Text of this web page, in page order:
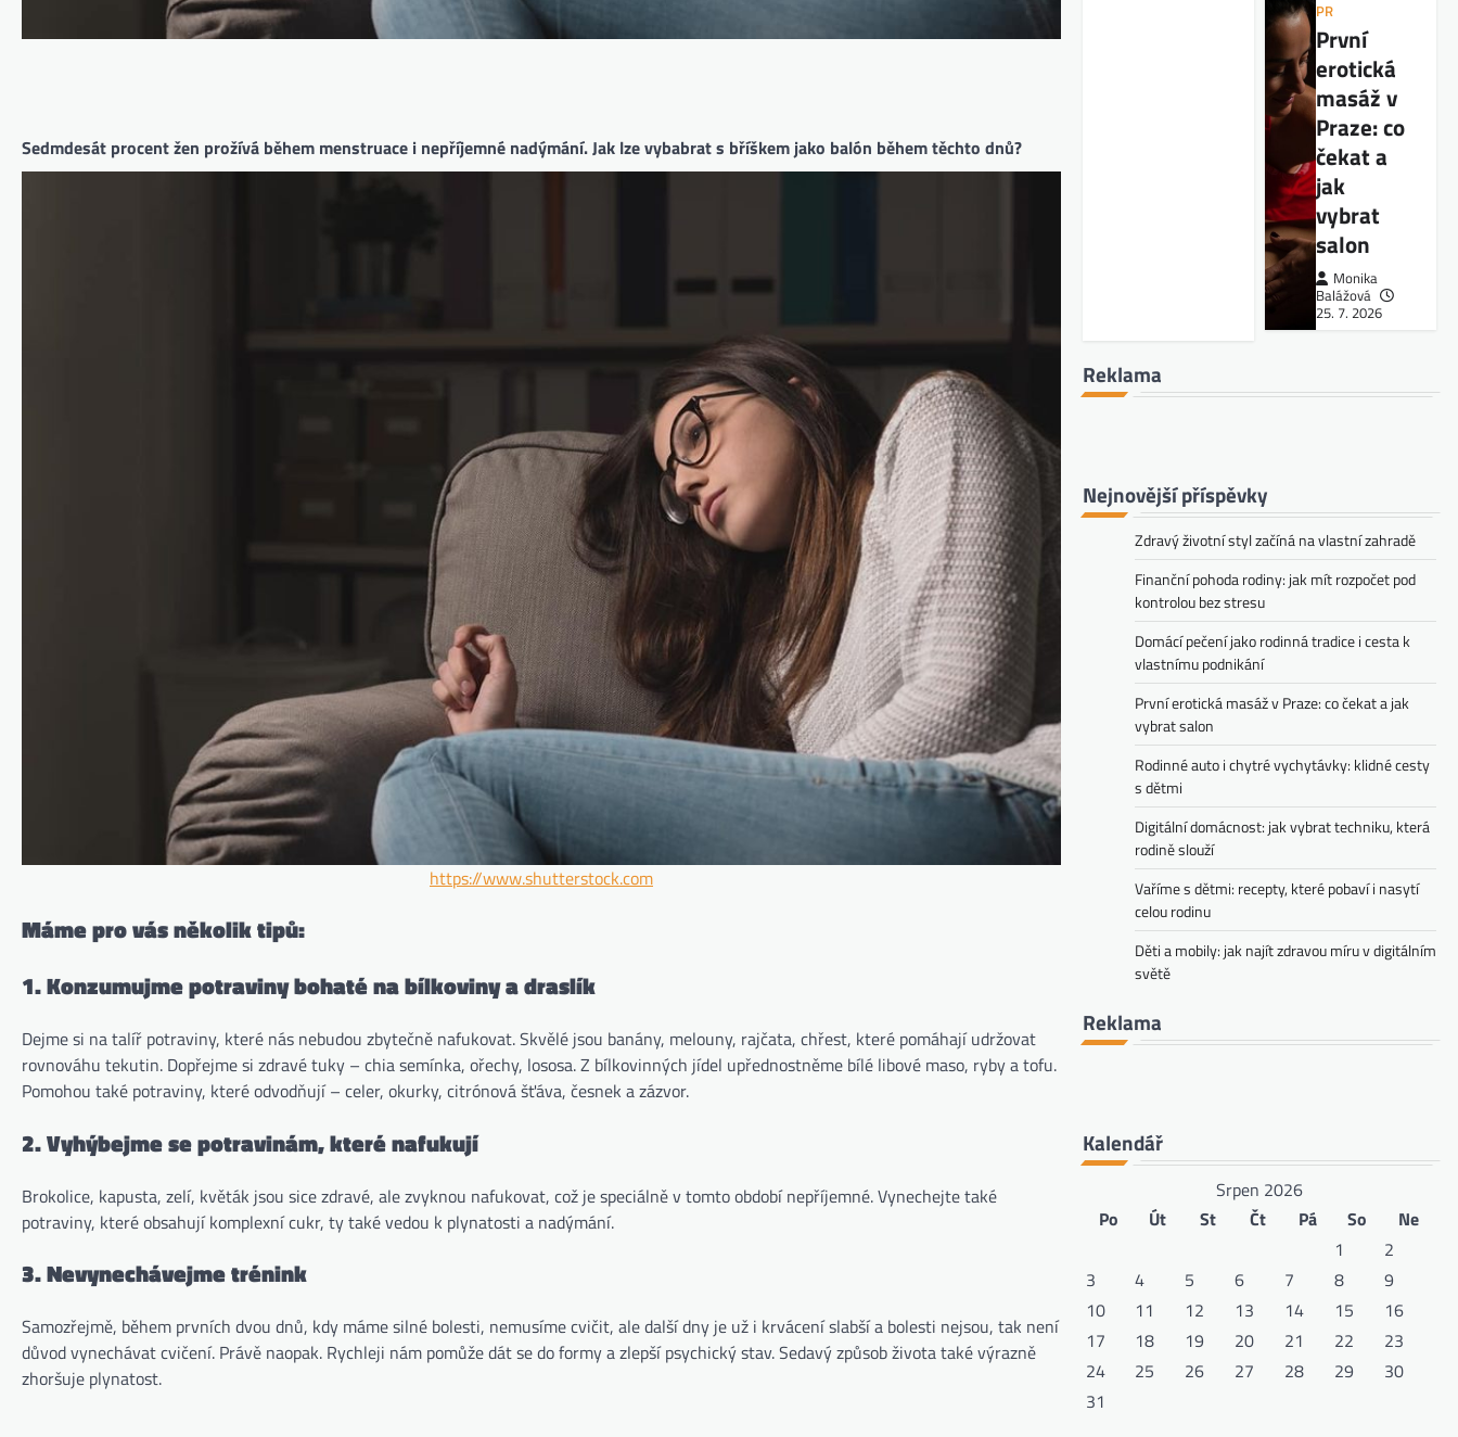
Sedmdesát procent žen prožívá během menstruace i nepříjemné nadýmání. Jak lze vybabrat s bříškem jako balón během těchto dnů?
https://www.shutterstock.com
Máme pro vás několik tipů:
1. Konzumujme potraviny bohaté na bílkoviny a draslík
Dejme si na talíř potraviny, které nás nebudou zbytečně nafukovat. Skvělé jsou banány, melouny, rajčata, chřest, které pomáhají udržovat
rovnováhu tekutin. Dopřejme si zdravé tuky – chia semínka, ořechy, lososa. Z bílkovinných jídel upřednostněme bílé libové maso, ryby a tofu.
Pomohou také potraviny, které odvodňují – celer, okurky, citrónová šťáva, česnek a zázvor.
2. Vyhýbejme se potravinám, které nafukují
Brokolice, kapusta, zelí, květák jsou sice zdravé, ale zvyknou nafukovat, což je speciálně v tomto období nepříjemné. Vynechejte také
potraviny, které obsahují komplexní cukr, ty také vedou k plynatosti a nadýmání.
3. Nevynechávejme trénink
Samozřejmě, během prvních dvou dnů, kdy máme silné bolesti, nemusíme cvičit, ale další dny je už i krvácení slabší a bolesti nejsou, tak není
důvod vynechávat cvičení. Právě naopak. Rychleji nám pomůže dát se do formy a zlepší psychický stav. Sedavý způsob života také výrazně
zhoršuje plynatost.
PR
První
erotická
masáž v
Praze: co
čekat a
jak
vybrat
salon
Monika
Balážová
25. 7. 2026
Reklama
Nejnovější příspěvky
Zdravý životní styl začíná na vlastní zahradě
Finanční pohoda rodiny: jak mít rozpočet pod
kontrolou bez stresu
Domácí pečení jako rodinná tradice i cesta k
vlastnímu podnikání
První erotická masáž v Praze: co čekat a jak
vybrat salon
Rodinné auto i chytré vychytávky: klidné cesty
s dětmi
Digitální domácnost: jak vybrat techniku, která
rodině slouží
Vaříme s dětmi: recepty, které pobaví i nasytí
celou rodinu
Děti a mobily: jak najít zdravou míru v digitálním
světě
Reklama
Kalendář
Srpen 2026
Po
Út St Čt Pá So
Ne
1
2
3
4 5 6 7 8
9
10
11 12 13 14 15
16
17
18 19 20 21 22
23
24
25 26 27 28 29
30
31